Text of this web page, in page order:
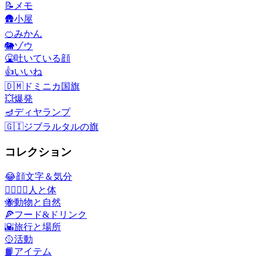
📝 メモ
🛖小屋
🍊みかん
🐘ゾウ
🤮吐いている顔
👍いいね
🇩🇲 ドミニカ国旗
💥爆発
🪔ディヤランプ
🇬🇮ジブラルタルの旗
コレクション
😂顔文字＆気分
👩‍❤️‍💋‍👨 人と体
🐝動物と自然
🍕フード&ドリンク
🌇旅行と場所
🥎活動
📙 アイテム